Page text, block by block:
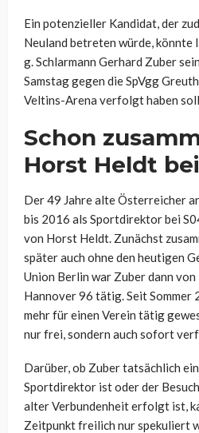
Ein potenzieller Kandidat, der
Neuland betreten würde, könnte
g. Schlarmann Gerhard Zuber
Samstag gegen die SpVgg
Veltins-Arena verfolgt haben
Schon
Horst Heldt
Der 49 Jahre alte Österreicher
bis 2016 als Sportdirektor bei
von Horst Heldt. Zunächst
später auch ohne den heutigen
Union Berlin war Zuber dann
Hannover 96 tätig. Seit Sommer
mehr für einen Verein tätig
nur frei, sondern auch sofort
Darüber, ob Zuber tatsächlich
Sportdirektor ist oder der
alter Verbundenheit erfolgt ist,
Zeitpunkt freilich nur spekuliert